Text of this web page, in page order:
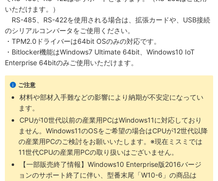
いただけます。）
RS-485、RS-422を使用される場合は、拡張カードや、USB接続
のシリアルコンバータをご使用ください。
・TPM2.0ドライバーは64bit OSのみの対応です。
・Bitlocker機能はWindows7 Ultimate 64bit、Windows10 IoT
Enterprise 64bitのみご使用いただけます。
ご注意
材料や部材入手難などの影響により納期が不安定になってい
ます。
CPUが10世代以前の産業用PCはWindows11に対応しており
ません。Windows11のOSをご希望の場合はCPUが12世代以降
の産業用PCのご検討をお願いいたします。※現在ミスミでは
11世代CPUの産業用PCの取り扱いはございません。
【一部販売終了情報】Windows10 Enterprise版2016バージ
ョンのサポート終了に伴い、型番末尾「W10-6」の商品は